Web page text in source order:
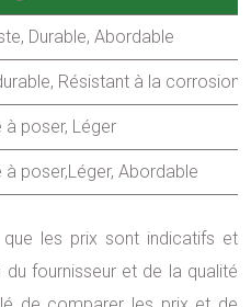
Durable, Abordable
Résistant à la corrosion
à poser, Léger
à poser,Léger, Abordable
les prix sont indicatifs et
fournisseur et de la qualité